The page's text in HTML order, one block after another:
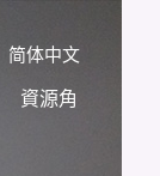
简体中文
資源角